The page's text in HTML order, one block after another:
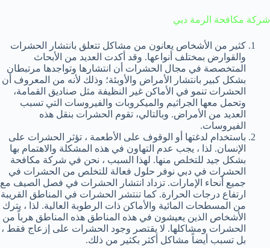
شركة مكافحة الرمة دبي
كثير من الأشخاص يعانون من مشاكل تتعلق بانتشار الحشرات
والقوارض بمختلف أنواعها. وقد أكدت العديد من الأبحاث
المتخصصة في مجال الحشرات أن انتشارها وتواجدها مرتبطان
بشكل كبير بانتشار الأمراض والأوبئة؛ وذلك لأنه من المعروف أن
الحشرات تنمو في الأماكن غير النظيفة مثل صناديق القمامة،
وتحمل معها الجراثيم والميكروبات والفيروسات التي تسبب
العديد من الأمراض. وبالتالي، تقوم الحشرات بنقل هذه
الفيروسات.
باستخدام لدغتها أو الوقوف على الأطعمة ، تؤثر الحشرات على
الإنسان. لذا ، يجب عدم التهاون في هذه المشكلة والاهتمام بها
بشكل جيد للتخلص منها. لهذا السبب ، نحن في شركة مكافحة
الحشرات في دبي نوفر حلول فعالة للتخلص من الحشرات في
جميع أنحاء الإمارات. تزداد انتشار الحشرات في فصل الصيف مع
ارتفاع درجات الحرارة. كما تنتشر الحشرات في المناطق القريبة
من المسطحات المائية والأماكن ذات الرطوبة العالية. لذا ، يترك
الأشخاص الذين يعيشون في هذه المناطق هذه المناطق هرباً من
الحشرات ومشاكلها. لا يقتصر وجود الحشرات على إزعاج فقط ،
بل تسبب أيضاً مشاكل أكثر بكثير من ذلك.